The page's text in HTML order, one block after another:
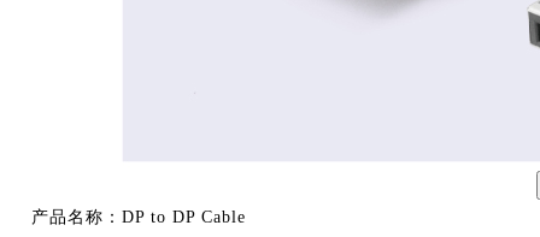
产品名称： DP to DP Cable